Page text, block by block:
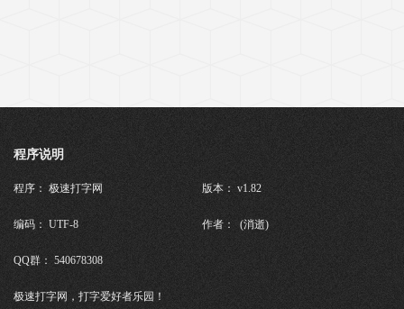
程序说明
程序： 极速打字网 版本： v1.82
编码： UTF-8 作者： (消逝)
QQ群： 540678308
极速打字网，打字爱好者乐园！